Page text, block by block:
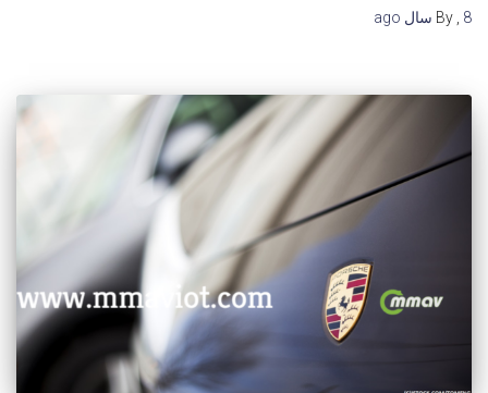
By , 8 سال